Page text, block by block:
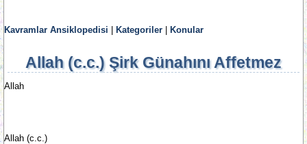
Kavramlar Ansiklopedisi Kategoriler Konular
Allah (c.c.) Şirk Günahını Affetmez
Allah
Allah (c.c.)